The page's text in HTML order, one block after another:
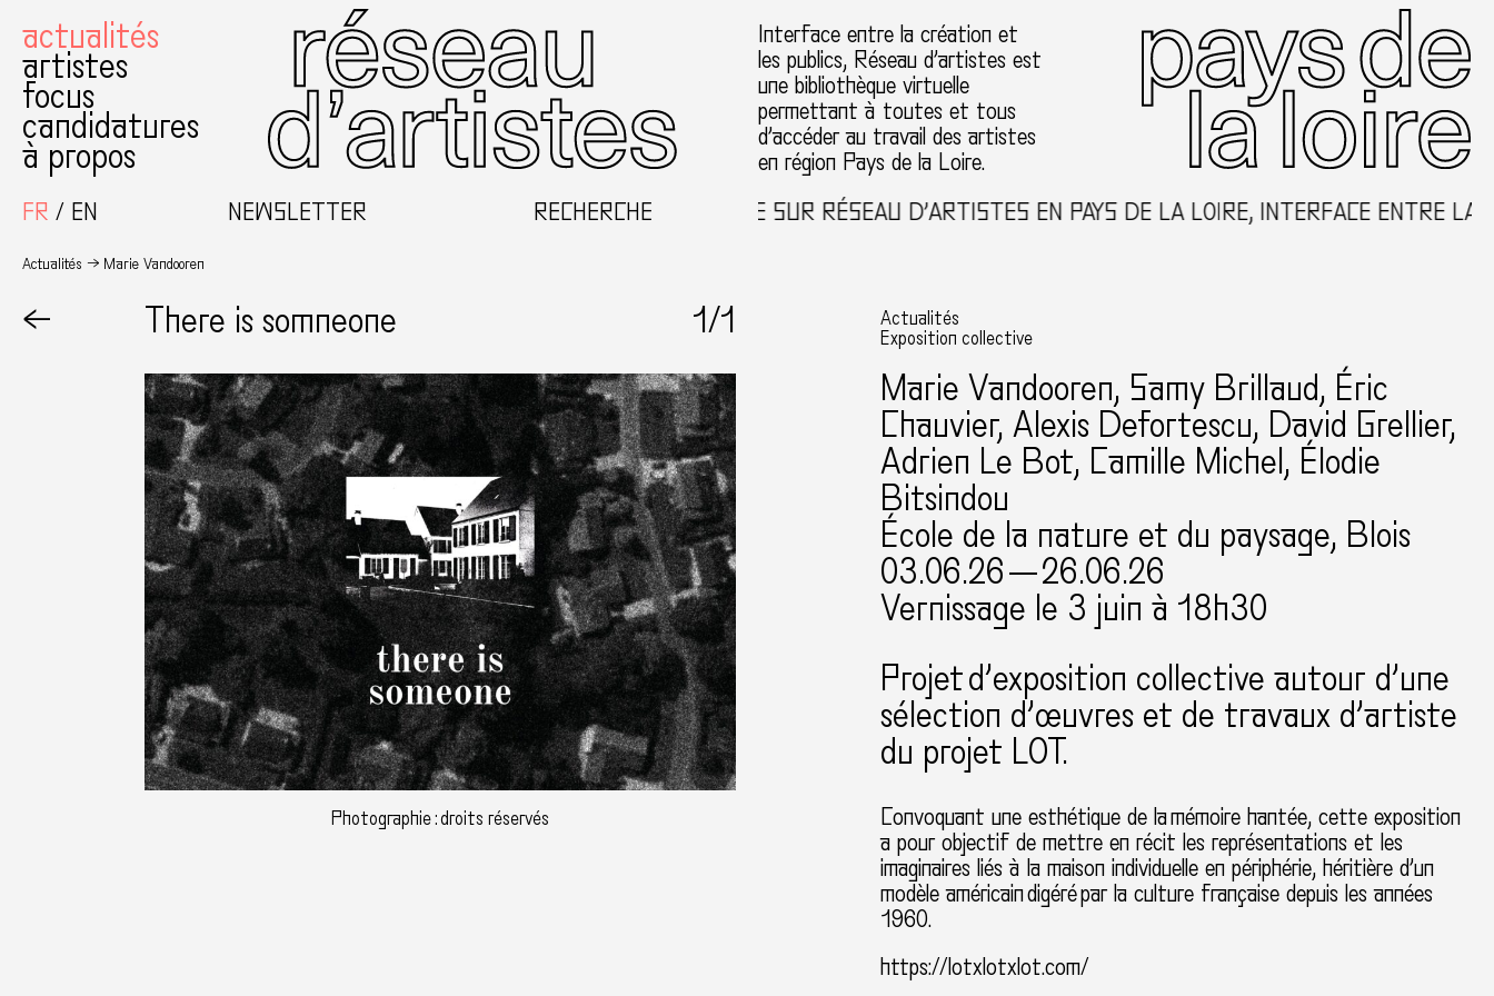
actualités
artistes
focus
candidatures
à propos
Interface entre la création et
les publics, Réseau d’artistes est
une bibliothèque virtuelle
permettant à toutes et tous
d’accéder au travail des artistes
en région Pays de la Loire.
FR
EN NEWSLETTER RECHERCHEBIENVENUE SUR RÉSEAU D’ARTISTES EN PAYS DE LA LOIRE, INTERFACE ENTRE LA
Actualités Marie Vandooren
← There is somneone 1/1
Photographie : droits réservés
Actualités
Exposition collective
Marie Vandooren, Samy Brillaud, Éric
Chauvier, Alexis Defortescu, David Grellier,
Adrien Le Bot, Camille Michel, Élodie
Bitsindou
École de la nature et du paysage, Blois
03.06.26 — 26.06.26
Vernissage le 3 juin à 18h30
Projet d’exposition collective autour d’une
sélection d’œuvres et de travaux d’artiste
du projet LOT.
Convoquant une esthétique de la mémoire hantée, cette exposition
a pour objectif de mettre en récit les représentations et les
imaginaires liés à la maison individuelle en périphérie, héritière d’un
modèle américain digéré par la culture française depuis les années
1960.
https://lotxlotxlot.com/